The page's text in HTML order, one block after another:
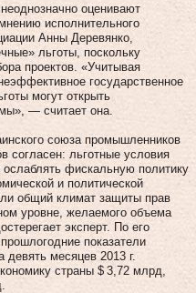
оценивают
исполнительного
Анны Деревянко,
льготы, поскольку
проектов. «Учитывая
государственное
могут открыть
— считает она.
союза промышленников
согласен: льготные условия
фискальную политику
и политической
общий климат защиты прав
уровне, желаемого объема
эксперт. По его
показатели
месяцев 2013 г.
страны $ 3,72 млрд,